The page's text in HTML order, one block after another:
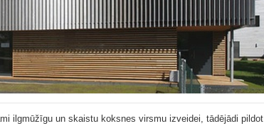
ilgmūžīgu un skaistu koksnes virsmu izveidei, tādējādi pildot